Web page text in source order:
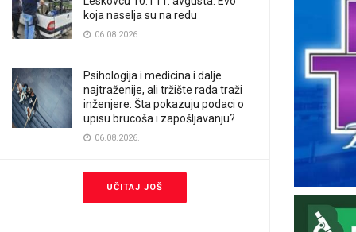
koja naselja su na redu
06.08.2026.
Psihologija i medicina i dalje
najtraženije, ali tržište rada traži
inženjere: Šta pokazuju podaci o
upisu brucoša i zapošljavanju?
06.08.2026.
UČITAJ JOŠ